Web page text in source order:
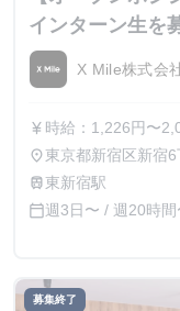
インターン生を
X Mile株式会
currency_yen 時給：1,226円〜2,000円 ※能力・経験に応じ
開始後実績によっ
place東京都新宿区新宿6
7階
train東新宿駅
calendar_today週3日〜 / 週20時間
募集終了